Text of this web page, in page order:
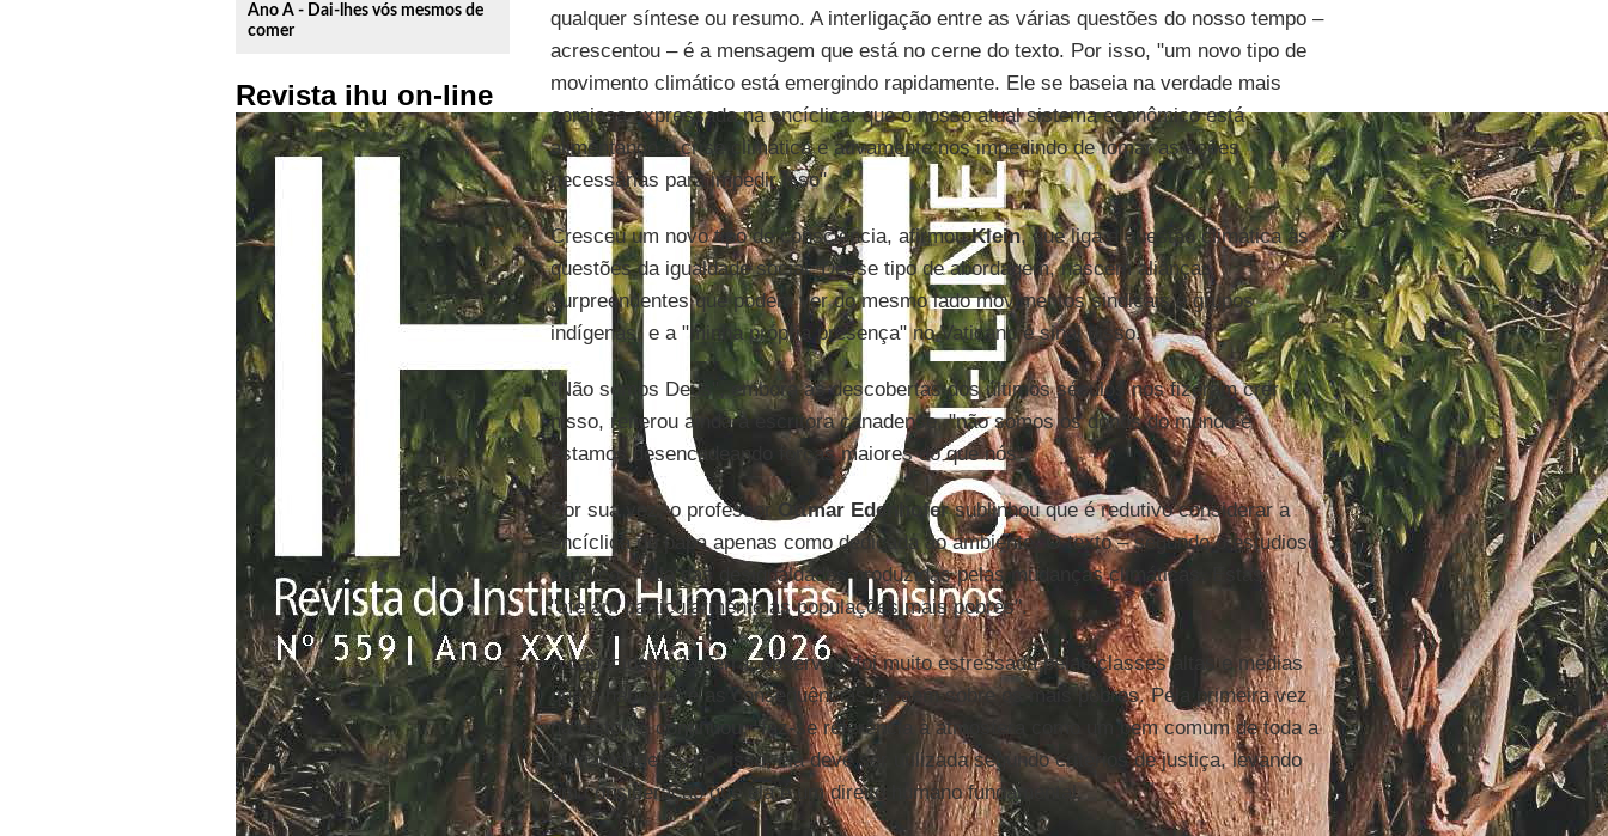
Ano A - Dai-lhes vós mesmos de
comer
Revista ihu on-line
qualquer síntese ou resumo. A interligação entre as várias questões do nosso tempo –
acrescentou – é a mensagem que está no cerne do texto. Por isso, "um novo tipo de
movimento climático está emergindo rapidamente. Ele se baseia na verdade mais
corajosa expressada na encíclica: que o nosso atual sistema econômico está
alimentando a crise climática e ativamente nos impedindo de tomar as ações
necessárias para impedir isso".
Cresceu um novo tipo de consciência, afirmouKlein, que liga a questão climática às
questões da igualdade social. Desse tipo de abordagem, nascem alianças
surpreendentes que podem ver do mesmo lado movimentos sindicais e grupos
indígenas, e a "minha própria presença" no Vaticano é sinal disso.
"Não somos Deus", embora as descobertas dos últimos séculos nos fizeram crer
nisso, reiterou ainda a escritora canadense, "não somos os donos do mundo e
estamos desencadeando forças maiores do que nós".
Por sua vez, o professor Ottmar Edenhofersublinhou que é redutivo considerar a
encíclica do papa apenas como dedicada ao ambiente. O texto – segundo o estudioso
católico – fala das desigualdades produzidas pelas mudanças climáticas. Estas
"afetam particularmente as populações mais pobres".
A capacidade da Terra, observou, foi muito estressada pelas classes altas e médias
que a habitam, e as consequências recaem sobre os mais pobres. Pela primeira vez
na história, continuou, "faz-se referência à atmosfera como um bem comum de toda a
humanidade" e, por isso, ela deve ser utilizada segundo critérios de justiça, levando
em consideração que ela é um direito humano fundamental.